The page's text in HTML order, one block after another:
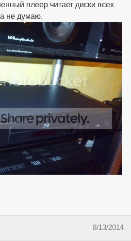
плеер читает диски всех
не думаю.
8/13/2014